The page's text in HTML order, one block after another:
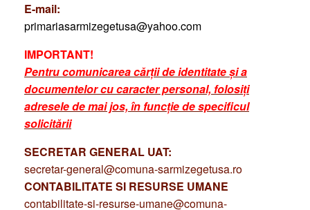
E-mail:
primariasarmizegetusa@yahoo.com
IMPORTANT!
Pentru comunicarea cărții de identitate și a
documentelor cu caracter personal, folosiți
adresele de mai jos, în funcție de specificul
solicitării
SECRETAR GENERAL UAT:
secretar-general@comuna-sarmizegetusa.ro
CONTABILITATE SI RESURSE UMANE
contabilitate-si-resurse-umane@comuna-